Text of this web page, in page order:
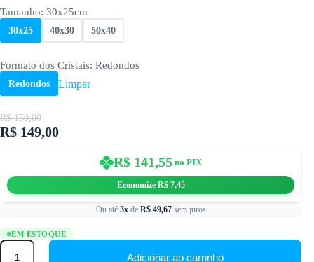
Tamanho: 30x25cm
30x25 40x30 50x40
Formato dos Cristais: Redondos
Redondos Limpar
R$159,00
O
R$ 159,00.
R$ 149,00
O
R$ 149,00.
R$ 141,55 no PIX
Economize R$7,45
Ou até 3xde R$49,67sem juros
EM ESTOQUE
O
Pequeno
Adicionar ao carrinho